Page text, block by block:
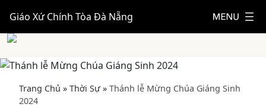
Giáo Xứ Chính Tòa Đà Nẵng
Trang Chủ » Thời Sự » Thánh lễ Mừng Chúa Giáng Sinh
2024